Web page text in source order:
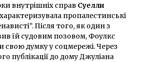
внутрішніх справ Суелли
пропалестинські
Після того, як один з
їй судовим позовом, Фоулкс
свою думку у соцмережі. Через
публікації до дому Джуліана